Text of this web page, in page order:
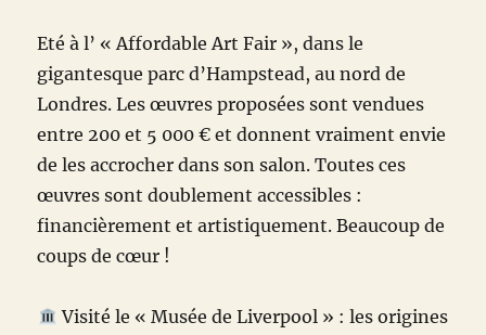
Eté à l’ « Affordable Art Fair », dans le
gigantesque parc d’Hampstead, au nord de
Londres. Les œuvres proposées sont vendues
entre 200 et 5 000 € et donnent vraiment envie
de les accrocher dans son salon. Toutes ces
œuvres sont doublement accessibles :
financièrement et artistiquement. Beaucoup de
coups de cœur !
Visité le « Musée de Liverpool » : les origines